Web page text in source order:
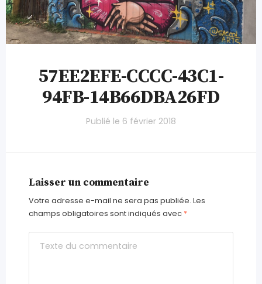
57EE2EFE-CCCC-43C1-
94FB-14B66DBA26FD
Publié le 6 février 2018
Laisser un commentaire
Votre adresse e-mail ne sera pas publiée. Les
champs obligatoires sont indiqués avec *